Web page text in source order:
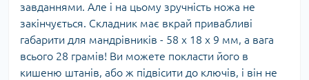
завданнями. Але і на цьому зручність ножа не
закінчується. Складник має вкрай привабливі
габарити для мандрівників - 58 х 18 х 9 мм, а вага
всього 28 грамів! Ви можете покласти його в
кишеню штанів, або ж підвісити до ключів, і він не